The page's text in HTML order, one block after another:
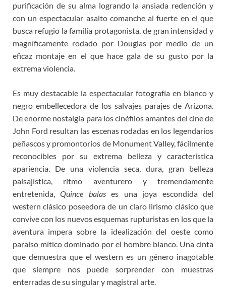
purificación de su alma logrando la ansiada redención y
con un espectacular asalto comanche al fuerte en el que
busca refugio la familia protagonista, de gran intensidad y
magníficamente rodado por Douglas por medio de un
eficaz montaje en el que hace gala de su gusto por la
extrema violencia.
Es muy destacable la espectacular fotografía en blanco y
negro embellecedora de los salvajes parajes de Arizona.
De enorme nostalgia para los cinéfilos amantes del cine de
John Ford resultan las escenas rodadas en los legendarios
peñascos y promontorios de Monument Valley, fácilmente
reconocibles por su extrema belleza y característica
apariencia. De una violencia seca, dura, gran belleza
paisajística, ritmo aventurero y tremendamente
entretenida,Quince balases una joya escondida del
western clásico poseedora de un claro lirismo clásico que
convive con los nuevos esquemas rupturistas en los que la
aventura impera sobre la idealización del oeste como
paraíso mítico dominado por el hombre blanco. Una cinta
que demuestra que el western es un género inagotable
que siempre nos puede sorprender con muestras
enterradas de su singular y magistral arte.